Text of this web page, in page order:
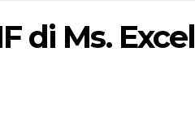
di Ms. Excel